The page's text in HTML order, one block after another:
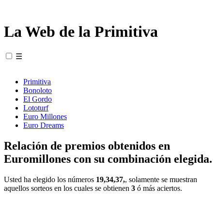
La Web de la Primitiva
☰
Primitiva
Bonoloto
El Gordo
Lototurf
Euro Millones
Euro Dreams
Relación de premios obtenidos en
Euromillones con su combinación elegida.
Usted ha elegido los números 19,34,37,, solamente se muestran
aquellos sorteos en los cuales se obtienen 3 ó más aciertos.